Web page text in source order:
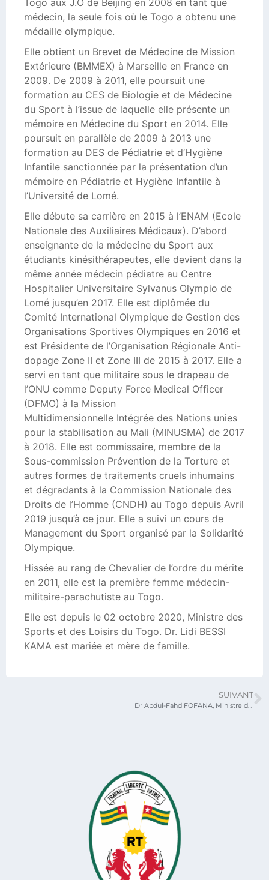
médecin, la seule fois où le Togo a obtenu une
médaille olympique.
Elle obtient un Brevet de Médecine de Mission
Extérieure (BMMEX) à Marseille en France en
2009. De 2009 à 2011, elle poursuit une
formation au CES de Biologie et de Médecine
du Sport à l’issue de laquelle elle présente un
mémoire en Médecine du Sport en 2014. Elle
poursuit en parallèle de 2009 à 2013 une
formation au DES de Pédiatrie et d’Hygiène
Infantile sanctionnée par la présentation d’un
mémoire en Pédiatrie et Hygiène Infantile à
l’Université de Lomé.
Elle débute sa carrière en 2015 à l’ENAM (Ecole
Nationale des Auxiliaires Médicaux). D’abord
enseignante de la médecine du Sport aux
étudiants kinésithérapeutes, elle devient dans la
même année médecin pédiatre au Centre
Hospitalier Universitaire Sylvanus Olympio de
Lomé jusqu’en 2017. Elle est diplômée du
Comité International Olympique de Gestion des
Organisations Sportives Olympiques en 2016 et
est Présidente de l’Organisation Régionale Anti-
dopage Zone II et Zone III de 2015 à 2017. Elle a
servi en tant que militaire sous le drapeau de
l’ONU comme Deputy Force Medical Officer
(DFMO) à la Mission
Multidimensionnelle Intégrée des Nations unies
pour la stabilisation au Mali (MINUSMA) de 2017
à 2018. Elle est commissaire, membre de la
Sous-commission Prévention de la Torture et
autres formes de traitements cruels inhumains
et dégradants à la Commission Nationale des
Droits de l’Homme (CNDH) au Togo depuis Avril
2019 jusqu’à ce jour. Elle a suivi un cours de
Management du Sport organisé par la Solidarité
Olympique.
Hissée au rang de Chevalier de l’ordre du mérite
en 2011, elle est la première femme médecin-
militaire-parachutiste au Togo.
Elle est depuis le 02 octobre 2020, Ministre des
Sports et des Loisirs du Togo. Dr. Lidi BESSI
KAMA est mariée et mère de famille.
SUIVANT
Dr Abdul-Fahd FOFANA, Ministre délégué auprès du Ministre du Développement à la Base et de l’Économie Sociale et Solidaire, chargé de la Jeunesse et des Sports